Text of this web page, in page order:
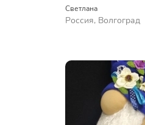
Светлана
Россия, Волгоград